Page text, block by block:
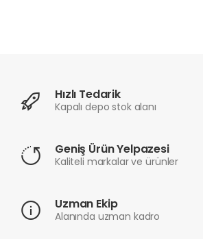
Hızlı Tedarik
Kapalı depo stok alanı
Geniş Ürün Yelpazesi
Kaliteli markalar ve ürünler
Uzman Ekip
Alanında uzman kadro